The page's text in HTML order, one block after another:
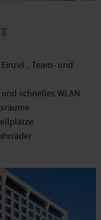
, Team- und
schnelles WLAN